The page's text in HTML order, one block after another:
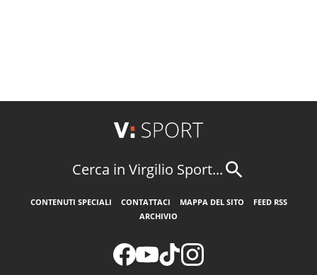
Cerca in Virgilio Sport...
CONTENUTI SPECIALI CONTATTACI MAPPA DEL SITO
FEED RSS
ARCHIVIO